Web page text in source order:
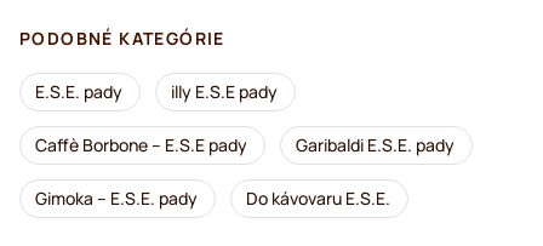
PODOBNÉ KATEGÓRIE
E.S.E. pady illy E.S.E pady
Caffè Borbone – E.S.E pady Garibaldi E.S.E. pady
Gimoka – E.S.E. pady Do kávovaru E.S.E.